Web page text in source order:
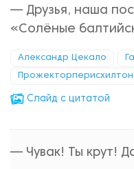
— Друзья, наша
«Солёные
Александр Цекало
Прожекторперисхилтон
Cлайд с цитатой
— Чувак! Ты крут!